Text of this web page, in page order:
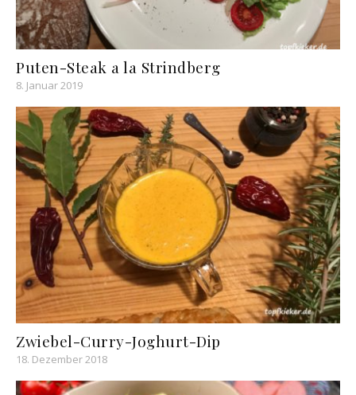
Puten-Steak a la Strindberg
8. Januar 2019
Zwiebel-Curry-Joghurt-Dip
18. Dezember 2018